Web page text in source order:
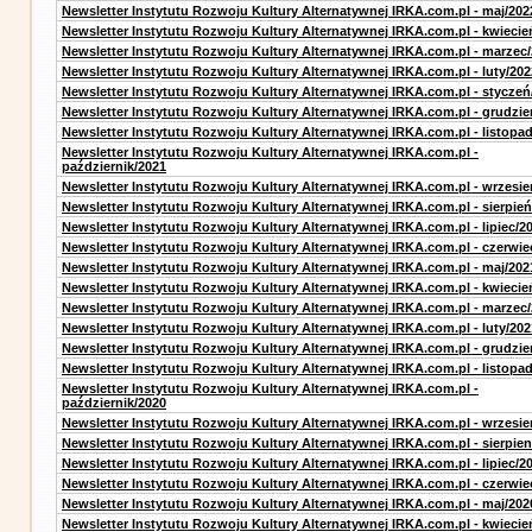
Newsletter Instytutu Rozwoju Kultury Alternatywnej IRKA.com.pl - maj/
Newsletter Instytutu Rozwoju Kultury Alternatywnej IRKA.com.pl -
Newsletter Instytutu Rozwoju Kultury Alternatywnej IRKA.com.pl - marzec/
Newsletter Instytutu Rozwoju Kultury Alternatywnej IRKA.com.pl - luty/
Newsletter Instytutu Rozwoju Kultury Alternatywnej IRKA.com.pl -
Newsletter Instytutu Rozwoju Kultury Alternatywnej IRKA.com.pl -
Newsletter Instytutu Rozwoju Kultury Alternatywnej IRKA.com.pl -
Newsletter Instytutu Rozwoju Kultury Alternatywnej IRKA.com.pl -
październik/2021
Newsletter Instytutu Rozwoju Kultury Alternatywnej IRKA.com.pl -
Newsletter Instytutu Rozwoju Kultury Alternatywnej IRKA.com.pl -
Newsletter Instytutu Rozwoju Kultury Alternatywnej IRKA.com.pl - lipiec/
Newsletter Instytutu Rozwoju Kultury Alternatywnej IRKA.com.pl -
Newsletter Instytutu Rozwoju Kultury Alternatywnej IRKA.com.pl - maj/
Newsletter Instytutu Rozwoju Kultury Alternatywnej IRKA.com.pl -
Newsletter Instytutu Rozwoju Kultury Alternatywnej IRKA.com.pl - marzec/
Newsletter Instytutu Rozwoju Kultury Alternatywnej IRKA.com.pl - luty/
Newsletter Instytutu Rozwoju Kultury Alternatywnej IRKA.com.pl -
Newsletter Instytutu Rozwoju Kultury Alternatywnej IRKA.com.pl -
Newsletter Instytutu Rozwoju Kultury Alternatywnej IRKA.com.pl -
październik/2020
Newsletter Instytutu Rozwoju Kultury Alternatywnej IRKA.com.pl -
Newsletter Instytutu Rozwoju Kultury Alternatywnej IRKA.com.pl -
Newsletter Instytutu Rozwoju Kultury Alternatywnej IRKA.com.pl - lipiec/
Newsletter Instytutu Rozwoju Kultury Alternatywnej IRKA.com.pl -
Newsletter Instytutu Rozwoju Kultury Alternatywnej IRKA.com.pl - maj/
Newsletter Instytutu Rozwoju Kultury Alternatywnej IRKA.com.pl -